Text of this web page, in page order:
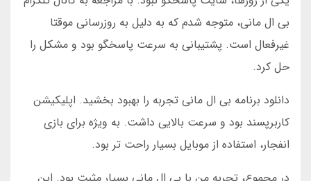
بی ال مانی، متوجه شدم که به دلیل به روزرسانی موقتا
غیرفعال است. پشتیبانی به سرعت پاسخگو بود و مشکل را
حل کرد.
دانلود برنامه بی ال مانی تجربه را بهبود بخشید. اپلیکیشن
کاربرپسند بود و سرعت بالایی داشت. به ویژه برای بازی
انفجار، استفاده از موبایل بسیار راحت تر بود.